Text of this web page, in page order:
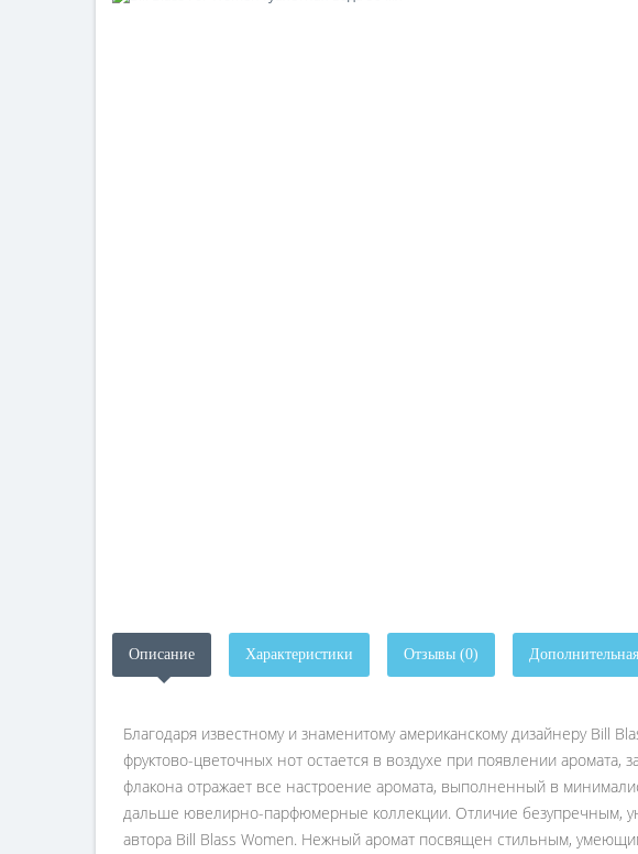
Описание Характеристики Отзывы (0)
Благодаря известному и знаменитому американскому дизайнеру Bill
фруктово-цветочных нот остается в воздухе при появлении
флакона отражает все настроение аромата, выполненный в
дальше ювелирно-парфюмерные коллекции. Отличие безупречным,
автора Bill Blass Women. Нежный аромат посвящен стильным,